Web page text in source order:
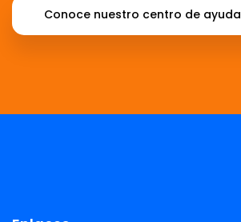
Conoce nuestro centro de ayuda